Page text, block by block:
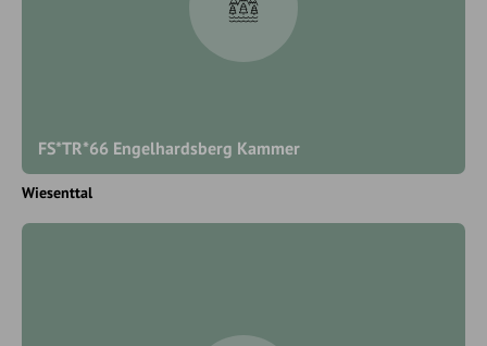
FS*TR*66 Engelhardsberg Kammer
Wiesenttal